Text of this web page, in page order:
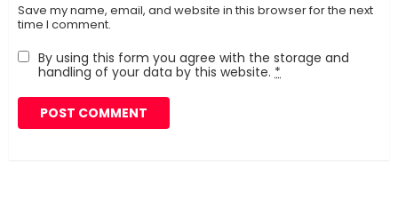
Save my name, email, and website in this browser for the next
time I comment.
By using this form you agree with the storage and
handling of your data by this website. *